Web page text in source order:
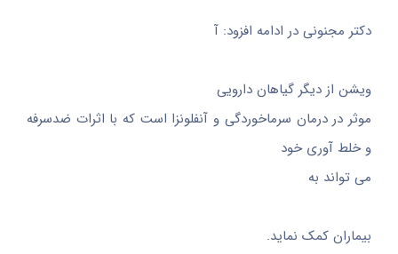
دکتر مجنونی در ادامه افزود: آ
ویشن از دیگر گیاهان دارویی
موثر در درمان سرماخوردگی و آنفلونزا است که با اثرات ضدسرفه
و خلط آوری خود
می تواند به
بیماران کمک نماید.